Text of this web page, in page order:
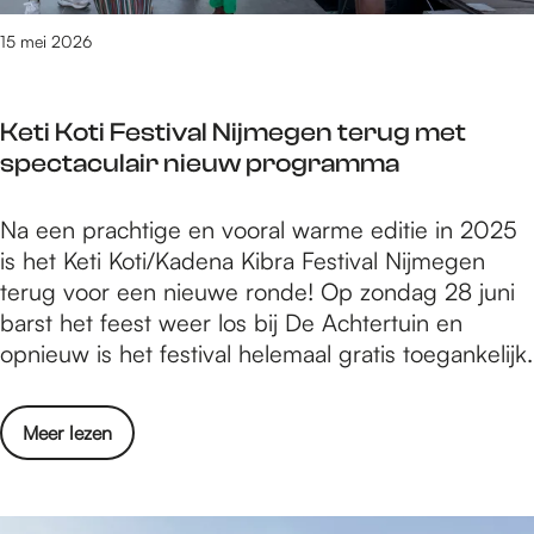
l
s
t
p
o
p
-
u
p
e
v
j
e
H
e
g
e
z
e
l
g
t
d
e
a
l
h
o
e
n
e
z
e
l
l
g
h
d
n
s
,
o
r
k
s
h
p
s
n
z
o
d
a
g
i
d
d
a
g
1
m
i
a
a
r
u
c
h
o
p
z
n
d
Keti Koti Festival Nijmegen terug met
spectaculair nieuw programma
15 mei 2026
K
e
t
i
K
t
i
Na een prachtige en vooral warme editie in 2025
is het Keti Koti/Kadena Kibra Festival Nijmegen
terug voor een nieuwe ronde! Op zondag 28 juni
barst het feest weer los bij De Achtertuin en
opnieuw is het festival helemaal gratis toegankelijk.
Meer lezen
o
v